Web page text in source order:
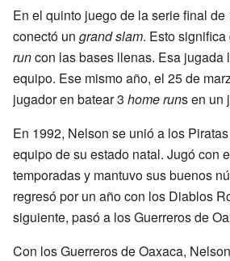
En el quinto juego de la serie final de
conectó un grand slam. Esto
runcon las bases llenas. Esa jugada
equipo. Ese mismo año, el 25 de
jugador en batear 3 home runs en un
En 1992, Nelson se unió a los
equipo de su estado natal. Jugó con
temporadas y mantuvo sus buenos
regresó por un año con los Diablos
siguiente, pasó a los Guerreros de
Con los Guerreros de Oaxaca,